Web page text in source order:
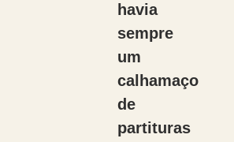
havia
sempre
um
calhamaço
de
partituras